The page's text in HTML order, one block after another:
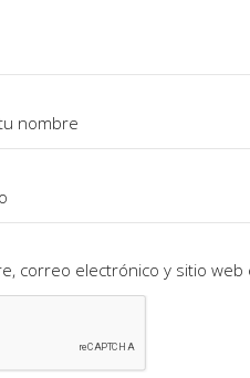
correo electrónico y sitio